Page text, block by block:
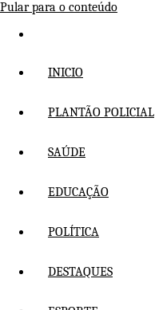
Pular para o conteúdo
INICIO
PLANTÃO POLICIAL
SAÚDE
EDUCAÇÃO
POLÍTICA
DESTAQUES